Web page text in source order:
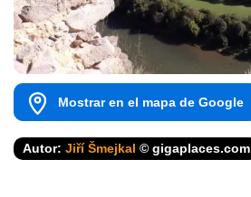
Mostrar en el mapa de Google
Autor: Jiří Šmejkal © gigaplaces.com